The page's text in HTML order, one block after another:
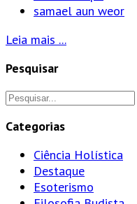
samael aun weor
Leia mais ...
Pesquisar
Categorias
Ciência Holística
Destaque
Esoterismo